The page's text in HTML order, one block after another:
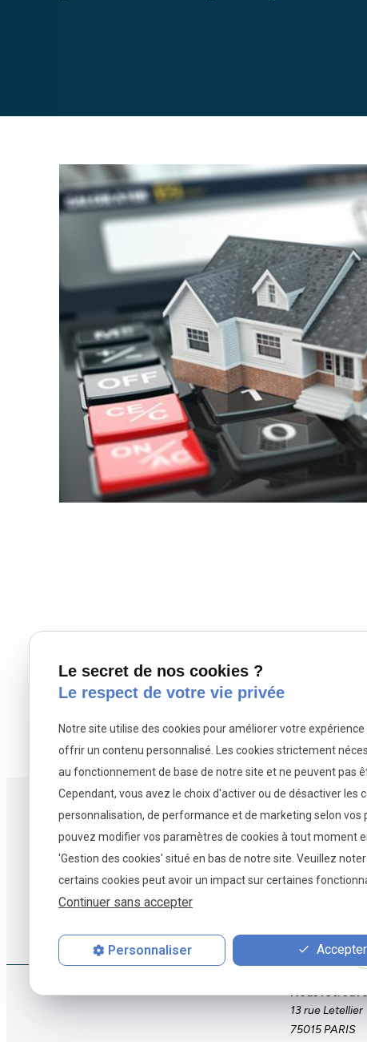
Accueil Services et
Nous
13 rue Letellier
75015 PARIS
Le secret de nos cookies ?
Le respect de votre vie privée
Notre site utilise des cookies pour améliorer votre
offrir un contenu personnalisé. Les cookies strictement
au fonctionnement de base de notre site et ne peuvent pas
Cependant, vous avez le choix d'activer ou de désactiver les
personnalisation, de performance et de marketing selon vos
pouvez modifier vos paramètres de cookies à tout moment
'Gestion des cookies' situé en bas de notre site. Veuillez
certains cookies peut avoir un impact sur certaines
Continuer sans accepter
Personnaliser